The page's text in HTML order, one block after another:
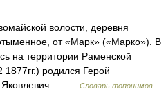
волости, деревня
от «Марк» («Марко»). В
на территории Раменской
родился Герой
Яковлевич… …
Словарь топонимов